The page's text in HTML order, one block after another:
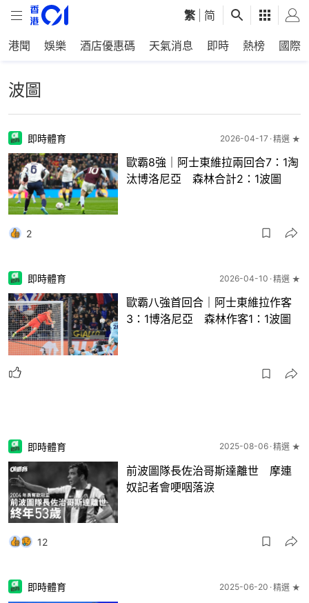
繁 简
港聞 娛樂 酒店優惠碼 天氣消息 即時 熱榜 國際
波圖
即時體育 2026-04-17 精選 ★
歐霸8強｜阿士東維拉兩回合7：1淘
汰博洛尼亞 森林合計2：1波圖
2
即時體育 2026-04-10 精選 ★
歐霸八強首回合｜阿士東維拉作客
3：1博洛尼亞 森林作客1：1波圖
即時體育 2025-08-06 精選 ★
前波圖隊長佐治哥斯達離世 摩連
奴記者會哽咽落淚
12
即時體育 2025-06-20 精選 ★